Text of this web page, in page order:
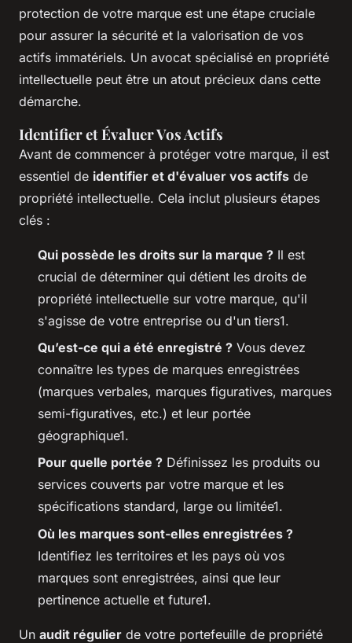
protection de votre marque est une étape cruciale
pour assurer la sécurité et la valorisation de vos
actifs immatériels. Un avocat spécialisé en propriété
intellectuelle peut être un atout précieux dans cette
démarche.
Identifier et Évaluer Vos Actifs
Avant de commencer à protéger votre marque, il est
essentiel de identifier et d'évaluer vos actifs de
propriété intellectuelle. Cela inclut plusieurs étapes
clés :
Qui possède les droits sur la marque ? Il est
crucial de déterminer qui détient les droits de
propriété intellectuelle sur votre marque, qu'il
s'agisse de votre entreprise ou d'un tiers1.
Qu’est-ce qui a été enregistré ? Vous devez
connaître les types de marques enregistrées
(marques verbales, marques figuratives, marques
semi-figuratives, etc.) et leur portée
géographique1.
Pour quelle portée ? Définissez les produits ou
services couverts par votre marque et les
spécifications standard, large ou limitée1.
Où les marques sont-elles enregistrées ?
Identifiez les territoires et les pays où vos
marques sont enregistrées, ainsi que leur
pertinence actuelle et future1.
Un audit régulier de votre portefeuille de propriété